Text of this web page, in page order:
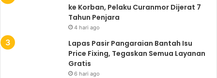
ke Korban, Pelaku Curanmor Dijerat 7
Tahun Penjara
4 hari ago
Lapas Pasir Pangaraian Bantah Isu
Price Fixing, Tegaskan Semua Layanan
Gratis
6 hari ago